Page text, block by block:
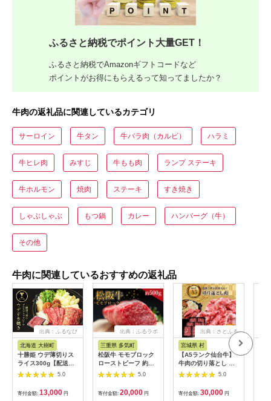
ふるさと納税でポイント大量GET！
ふるさと納税でAmazonギフトコードなど
ポイントがお得にもらえるって知ってましたか？
牛肉の返礼品に関連しているカテゴリ
サーロイン 牛タン 牛バラ肉（カルビ） ハラミ
牛ヒレ肉 みすじ 牛もも肉 ランプ ステーキ
牛ホルモン 焼肉 ステーキ すき焼き
しゃぶしゃぶ もつ鍋 カレー ハンバーグ（牛）
その他
牛肉に関連しているおすすめの返礼品
出典：ふるなび
北海道 大樹町
十勝姫 ウデ薄切りス
ライス300g【配送不
可地域：離島】
【1397674】
5.0
寄付金額: 13,000 円
出典：ふるラボ
三重県 多気町
松阪牛 モモブロック
ローストビーフ 約
500g 国産牛 和牛 ブ
ランド牛 JGAP家
畜・畜産物 農場
HACCP認証農場 牛肉
5.0
寄付金額: 20,000 円
出典：さとふる
宮城県 村
【A5ランク仙台牛】
牛肉の切り落とし 合
計1.8kg(300g×6) 小
分けで使い勝手も◎
5.0
寄付金額: 30,000 円